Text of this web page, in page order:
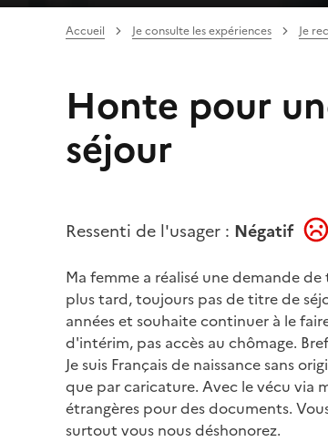
Accueil Je consulte les expériences Je
Honte pour
séjour
Ressenti de l'usager : Négatif
Ma femme a réalisé une demande
plus tard, toujours pas de titre de
années et souhaite continuer à le
d'intérim, pas accès au chômage.
Je suis Français de naissance sans
que par caricature. Avec le vécu via
étrangères pour des documents.
surtout vous nous déshonorez.